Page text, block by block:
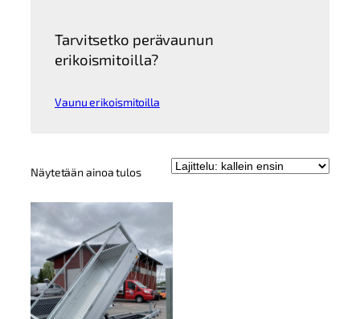
Tarvitsetko perävaunun
erikoismitoilla?
Vaunu erikoismitoilla
Näytetään ainoa tulos